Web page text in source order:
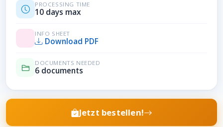
PROCESSING TIME
10 days max
INFO SHEET
Download PDF
DOCUMENTS NEEDED
6 documents
Jetzt bestellen!